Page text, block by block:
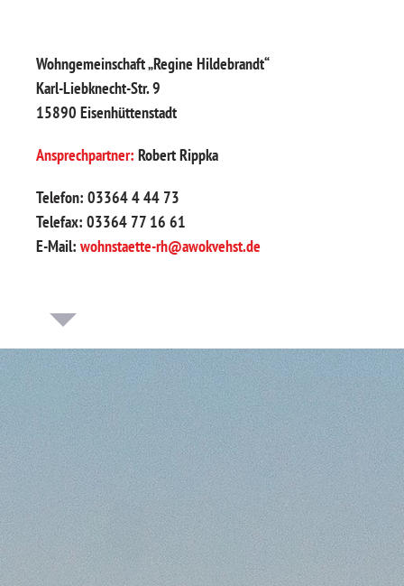
Wohngemeinschaft „Regine Hildebrandt“
Karl-Liebknecht-Str. 9
15890 Eisenhüttenstadt
Ansprechpartner: Robert Rippka
Telefon: 03364 4 44 73
Telefax: 03364 77 16 61
E-Mail: wohnstaette-rh@awokvehst.de